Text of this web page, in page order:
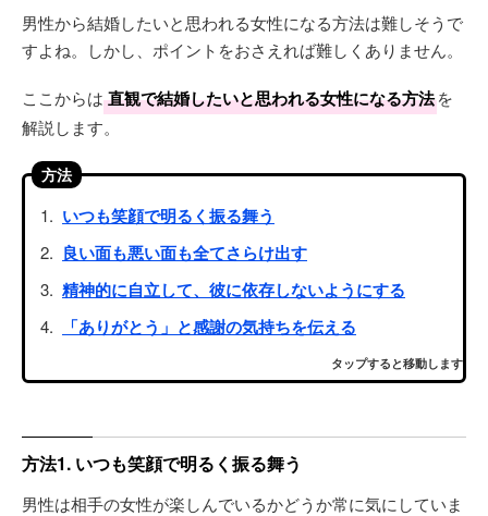
男性から結婚したいと思われる女性になる方法は難しそうで
すよね。しかし、ポイントをおさえれば難しくありません。
ここからは 直観で結婚したいと思われる女性になる方法を
解説します。
方法
いつも笑顔で明るく振る舞う
良い面も悪い面も全てさらけ出す
精神的に自立して、彼に依存しないようにする
「ありがとう」と感謝の気持ちを伝える
タップすると移動します
方法1. いつも笑顔で明るく振る舞う
男性は相手の女性が楽しんでいるかどうか常に気にしていま